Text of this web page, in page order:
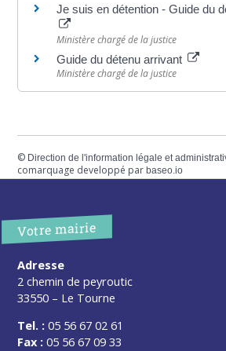
Je suis en détention - Guide du
Ministère chargé de la justice
Guide du détenu arrivant
Ministère chargé de la justice
© Direction de l'information légale et
comarquage developpé parbaseo.io
Votre mairie
Adresse
2 chemin de peyroutic
33550 – Le Tourne
Tel. : 05 56 67 02 61
Fax : 05 56 67 09 33